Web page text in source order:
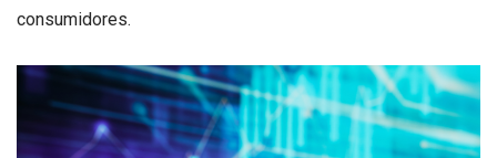
consumidores.